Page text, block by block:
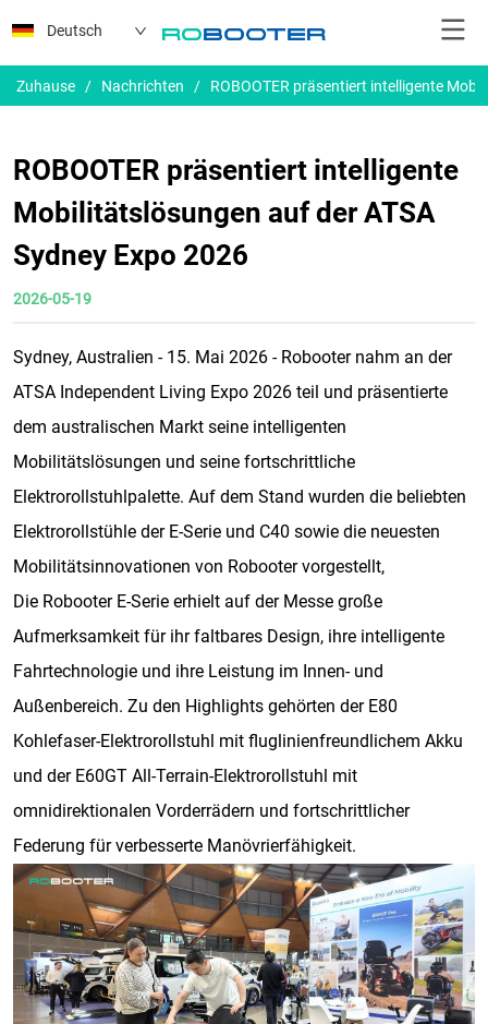
Deutsch
Zuhause / Nachrichten / ROBOOTER präsentiert intelligente
ROBOOTER präsentiert intelligente
Mobilitätslösungen auf der ATSA
Sydney Expo 2026
2026-05-19
Sydney, Australien - 15. Mai 2026 - Robooter nahm an der
ATSA Independent Living Expo 2026 teil und präsentierte
dem australischen Markt seine intelligenten
Mobilitätslösungen und seine fortschrittliche
Elektrorollstuhlpalette. Auf dem Stand wurden die beliebten
Elektrorollstühle der E-Serie und C40 sowie die neuesten
Mobilitätsinnovationen von Robooter vorgestellt,
Die Robooter E-Serie erhielt auf der Messe große
Aufmerksamkeit für ihr faltbares Design, ihre intelligente
Fahrtechnologie und ihre Leistung im Innen- und
Außenbereich. Zu den Highlights gehörten der E80
Kohlefaser-Elektrorollstuhl mit fluglinienfreundlichem Akku
und der E60GT All-Terrain-Elektrorollstuhl mit
omnidirektionalen Vorderrädern und fortschrittlicher
Federung für verbesserte Manövrierfähigkeit.